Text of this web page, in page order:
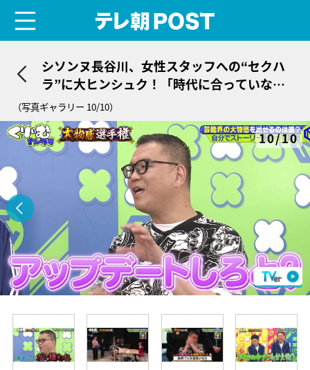
シソンヌ長谷川、女性スタッフへの“セクハ
ラ”に大ヒンシュク！「時代に合っていな
い」と共演者ドン引き
（写真ギャラリー 10/10）
10/10